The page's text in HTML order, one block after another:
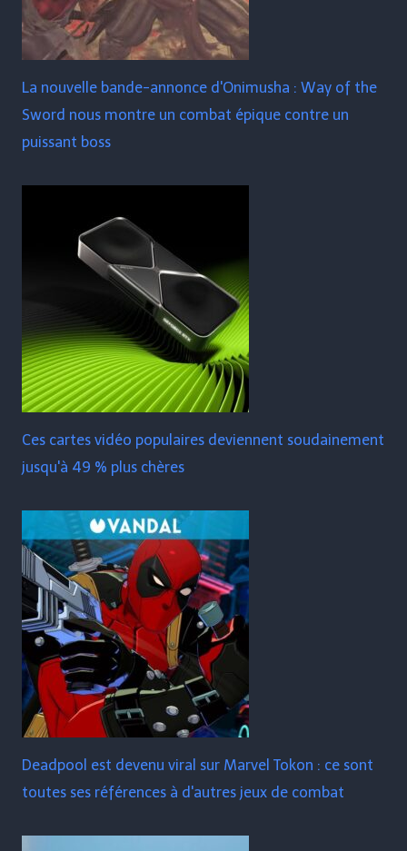
La nouvelle bande-annonce d'Onimusha : Way of the
Sword nous montre un combat épique contre un
puissant boss
Ces cartes vidéo populaires deviennent soudainement
jusqu'à 49 % plus chères
Deadpool est devenu viral sur Marvel Tokon : ce sont
toutes ses références à d'autres jeux de combat